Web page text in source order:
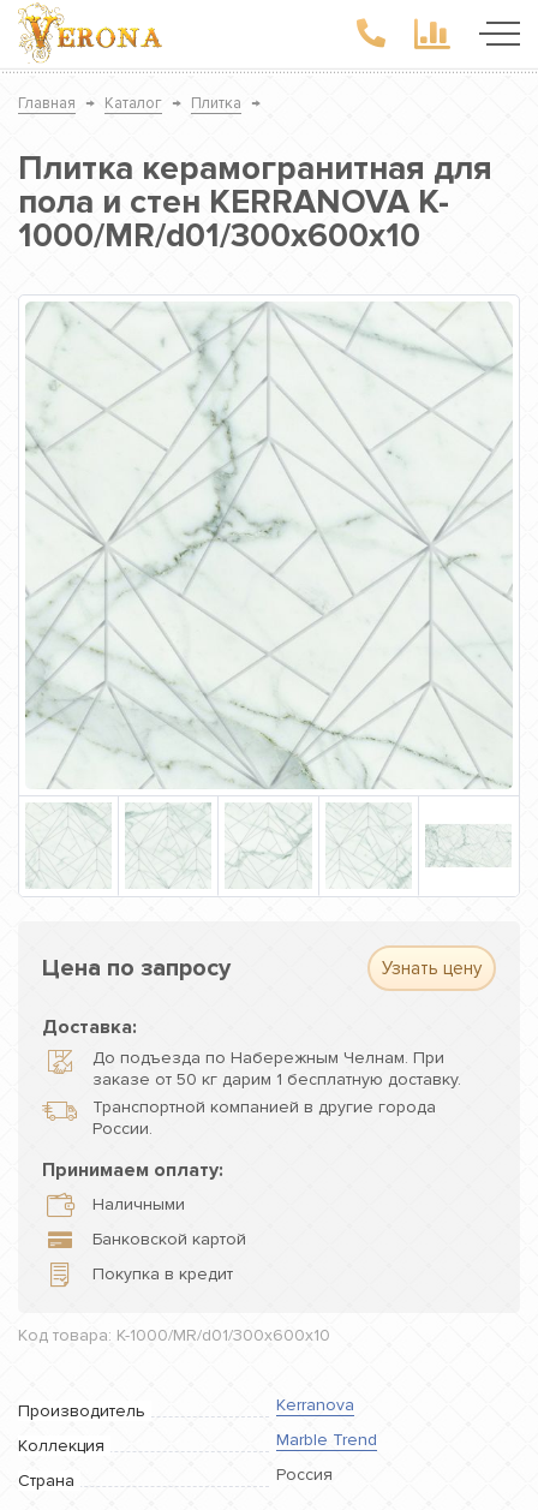
Главная → Каталог → Плитка →
Плитка керамогранитная для
пола и стен KERRANOVA K-
1000/MR/d01/300x600x10
Цена по запросу Узнать цену
Доставка:
До подъезда по Набережным Челнам. При
заказе от 50 кг дарим 1 бесплатную доставку.
Транспортной компанией в другие города
России.
Принимаем оплату:
Наличными
Банковской картой
Покупка в кредит
Код товара: K-1000/MR/d01/300x600x10
Производитель
Kerranova
Коллекция
Marble Trend
Страна
Россия